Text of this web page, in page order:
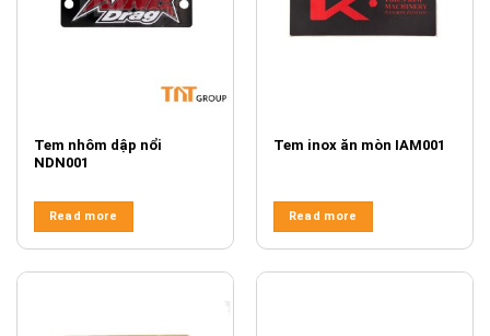
Tem nhôm dập nổi
NDN001
Read more
Tem inox ăn mòn IAM001
Read more